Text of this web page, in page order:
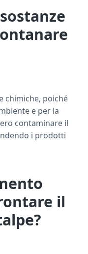
chimiche, poiché
e per la
contaminare il
i prodotti
il